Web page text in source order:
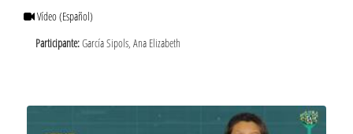
Vídeo(Español)
Participante:García Sipols, Ana Elizabeth